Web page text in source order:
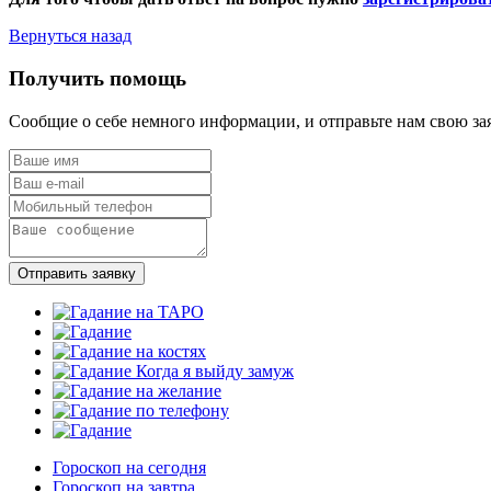
Вернуться назад
Получить помощь
Сообщие о себе немного информации, и отправьте нам свою
Отправить заявку
Гороскоп на сегодня
Гороскоп на завтра